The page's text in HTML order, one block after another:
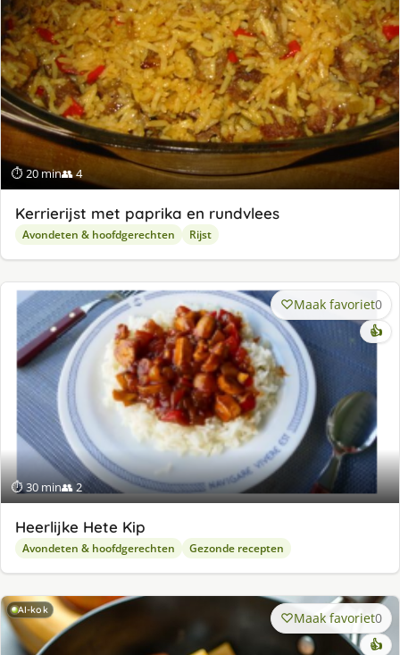
⏱ 20 min👥 4
Kerrierijst met paprika en rundvlees
Avondeten & hoofdgerechten Rijst
⏱ 30 min👥 2
Maak favoriet0
👍
Heerlijke Hete Kip
Avondeten & hoofdgerechten Gezonde recepten
AI-kok Maak favoriet0
👍